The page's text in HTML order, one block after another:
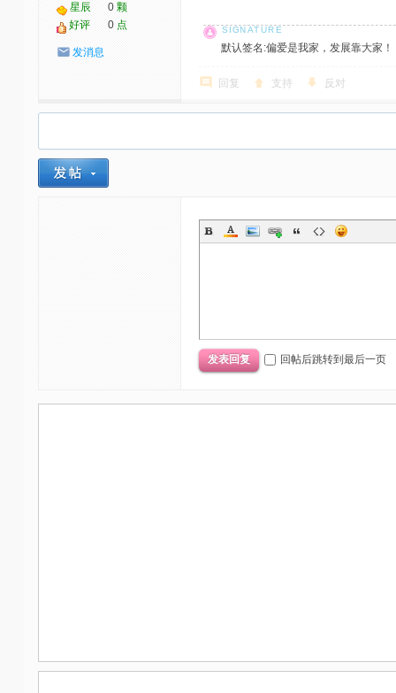
星辰
0 颗
好评
0 点
发消息 默认签名:偏爱是我家，发展靠大家
回复 支持 反对
发表回复 回帖后跳转到最后一页